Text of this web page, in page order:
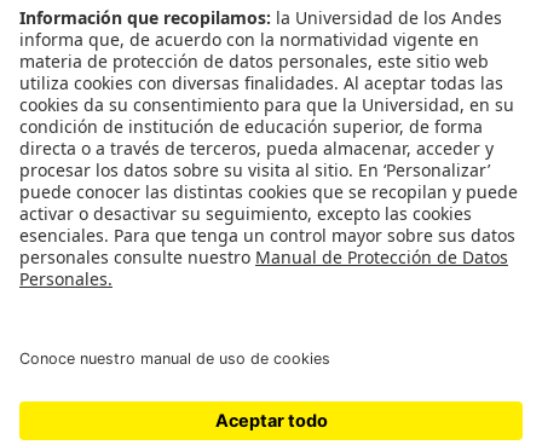
Catálogo de Datos
Observatorio Municipal
Solicitud Base Nueva
Redes